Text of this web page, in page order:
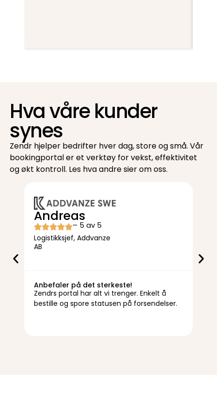
Hva våre kunder
synes
Zendr hjelper bedrifter hver dag, store og små. Vår
bookingportal er et verktøy for vekst, effektivitet
og økt kontroll. Les hva andre sier om oss.
Andreas
– 5 av 5
Logistikksjef, Addvanze
AB
Anbefaler på det sterkeste!
Zendrs portal har alt vi trenger. Enkelt å
bestille og spore statusen på forsendelser.